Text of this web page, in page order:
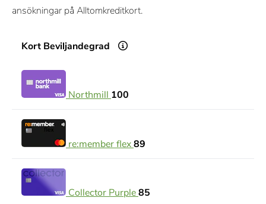
ansökningar på Alltomkreditkort.
Kort Beviljandegrad
Northmill 100
re:member flex89
Collector Purple85